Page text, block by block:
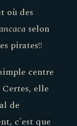
où des
selon
pirates!!
centre
elle
de
c'est que